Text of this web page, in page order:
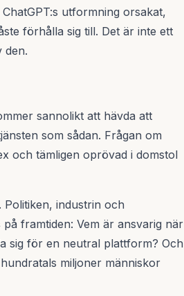
utformning orsakat,
förhålla sig till. Det är inte ett
den.
sannolikt att hävda att
som sådan. Frågan om
och tämligen oprövad i domstol
industrin och
framtiden: Vem är ansvarig när
sig för en neutral plattform? Och
miljoner människor